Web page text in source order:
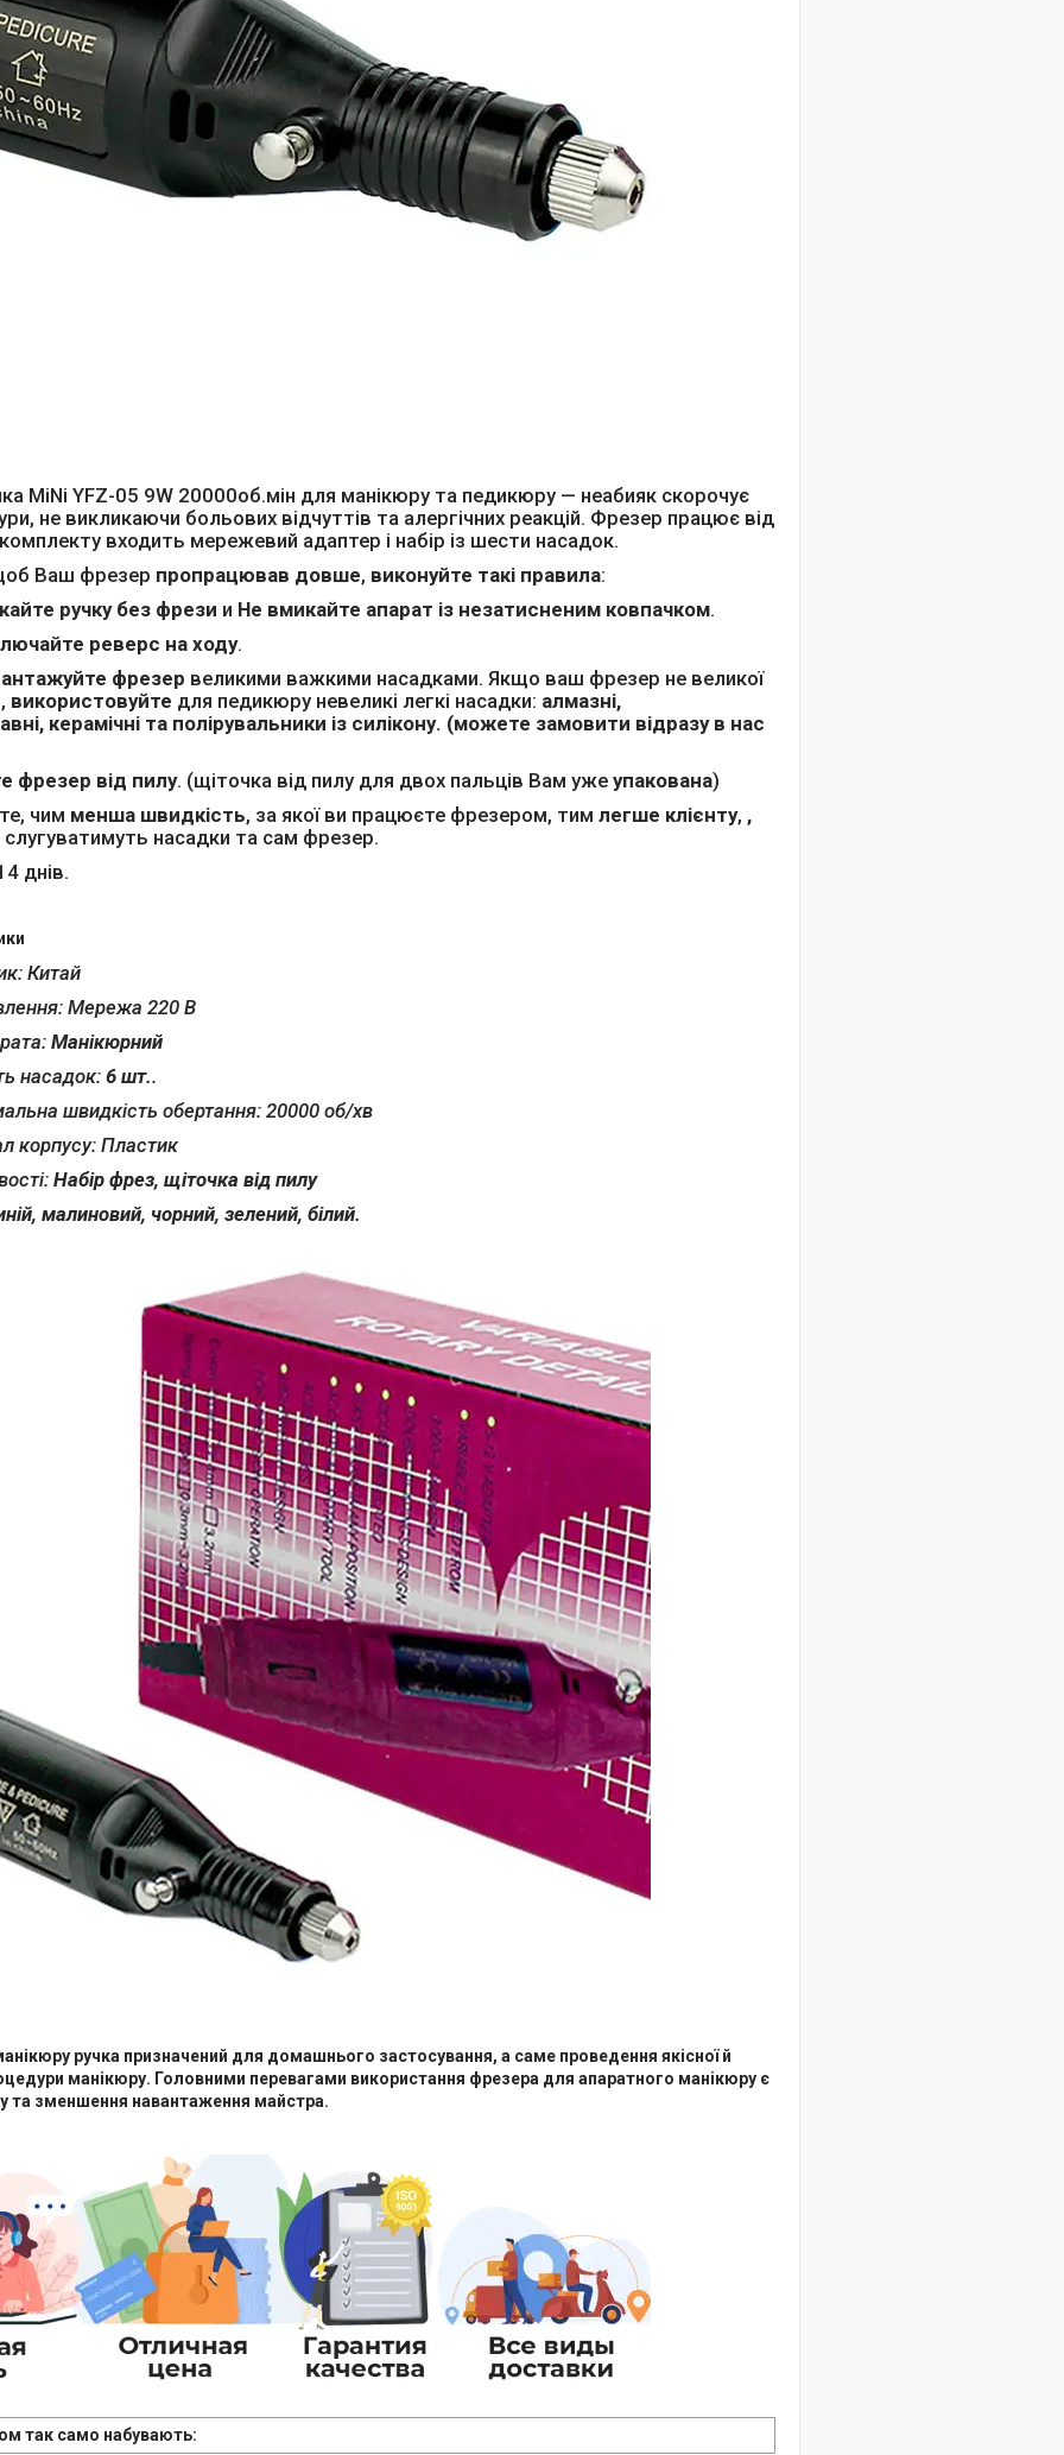
MiNi YFZ-05 9W 20000об.мін для манікюру та педикюру — неабияк скорочує
не викликаючи больових відчуттів та алергічних реакцій. Фрезер працює від
входить мережевий адаптер і набір із шести насадок.
Ваш фрезер пропрацював довше, виконуйте такі правила:
ручку без фрези и Не вмикайте апарат із незатисненим ковпачком.
реверс на ходу.
фрезер великими важкими насадками. Якщо ваш фрезер не великої
використовуйте для педикюру невеликі легкі насадки: алмазні,
керамічні та полірувальники із силікону. (можете замовити відразу в нас
фрезер від пилу. (щіточка від пилу для двох пальців Вам уже упакована)
чим менша швидкість, за якої ви працюєте фрезером, тим легше клієнту, ,
слугуватимуть насадки та сам фрезер.
днів.
Китай
Мережа 220 В
Манікюрний
насадок: 6 шт..
швидкість обертання: 20000 об/хв
корпусу: Пластик
Набір фрез, щіточка від пилу
малиновий, чорний, зелений, білий.
ручка призначений для домашнього застосування, а саме проведення якісної й
манікюру. Головними перевагами використання фрезера для апаратного манікюру є
та зменшення навантаження майстра.
так само набувають: